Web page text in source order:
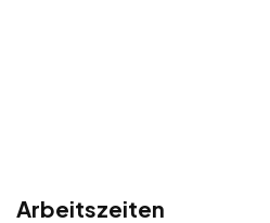
Arbeitszeiten